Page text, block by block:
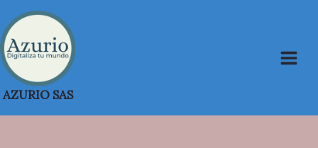
Saltar
al
contenido
AZURIO SAS